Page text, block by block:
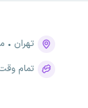
تهران
تمام